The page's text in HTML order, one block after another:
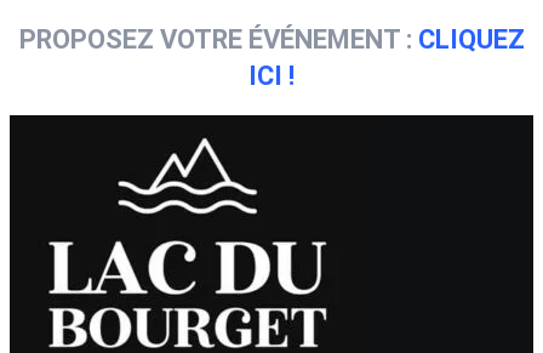
PROPOSEZ VOTRE ÉVÉNEMENT : CLIQUEZ
ICI !